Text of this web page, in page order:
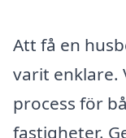
Att få en
varit enklare.
process för
fastigheter.